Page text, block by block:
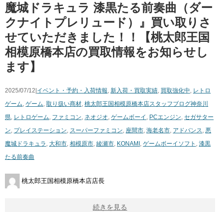
魔城ドラキュラ 漆黒たる前奏曲（ダー
クナイトプレリュード）』買い取りさ
せていただきました！！【桃太郎王国
相模原橋本店の買取情報をお知らせし
ます】
2025/07/12| イベント・予約・入荷情報, 新入荷・買取実績, 買取強化中, レトロ
ゲーム, ゲーム, 取り扱い商材, 桃太郎王国相模原橋本店スタッフブログ神奈川
県, レトロゲーム, ファミコン, ネオジオ, ゲームボーイ , PCエンジン, セガサター
ン, プレイステーション, スーパーファミコン, 座間市, 海老名市, アドバンス, 悪
魔城ドラキュラ , 大和市, 相模原市, 綾瀬市, KONAMI , ゲームボーイソフト , 漆黒
たる前奏曲
桃太郎王国相模原橋本店店長
続きを見る